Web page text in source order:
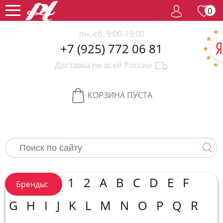
0
пн.-сб. 9:00-19:00
+7 (925) 772 06 81
Доставка по всей России
КОРЗИНА ПУСТА
Бренды: 1 2 A B C D E
F
G
H I J K L M N O P Q
R
Женский
парфюм
Мужской
парфюм
Селективный
косметика
Новинки
Хиты
продаж
Спецпредложение